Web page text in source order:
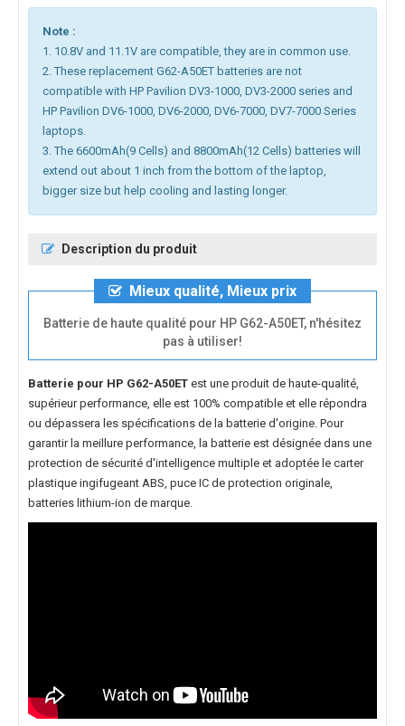
Note :
1. 10.8V and 11.1V are compatible, they are in common use.
2. These replacement G62-A50ET batteries are not
compatible with HP Pavilion DV3-1000, DV3-2000 series and
HP Pavilion DV6-1000, DV6-2000, DV6-7000, DV7-7000 Series
laptops.
3. The 6600mAh(9 Cells) and 8800mAh(12 Cells) batteries will
extend out about 1 inch from the bottom of the laptop,
bigger size but help cooling and lasting longer.
Description du produit
Mieux qualité, Mieux prix
Batterie de haute qualité pour HP G62-A50ET, n'hésitez
pas à utiliser!
Batterie pour HP G62-A50ET est une produit de haute-qualité,
supérieur performance, elle est 100% compatible et elle répondra
ou dépassera les spécifications de la batterie d'origine. Pour
garantir la meillure performance, la batterie est désignée dans une
protection de sécurité d'intelligence multiple et adoptée le carter
plastique ingifugeant ABS, puce IC de protection originale,
batteries lithium-ion de marque.